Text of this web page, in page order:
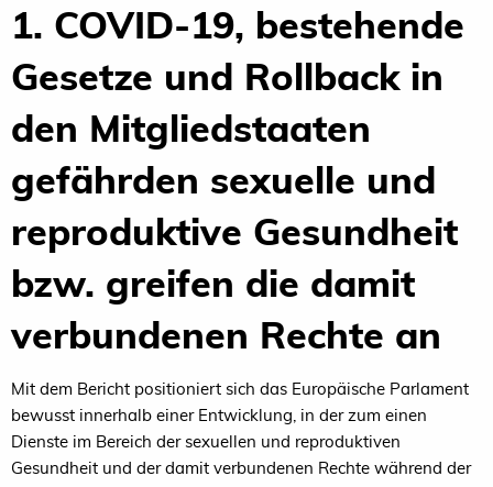
1. COVID-19, bestehende
Gesetze und Rollback in
den Mitgliedstaaten
gefährden sexuelle und
reproduktive Gesundheit
bzw. greifen die damit
verbundenen Rechte an
Mit dem Bericht positioniert sich das Europäische Parlament
bewusst innerhalb einer Entwicklung, in der zum einen
Dienste im Bereich der sexuellen und reproduktiven
Gesundheit und der damit verbundenen Rechte während der